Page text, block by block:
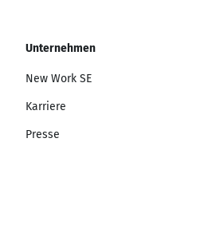
Unternehmen
New Work SE
Karriere
Presse